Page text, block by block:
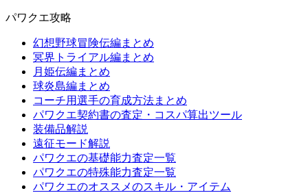
パワクエ攻略
幻想野球冒険伝編まとめ
冥界トライアル編まとめ
月姫伝編まとめ
球炎島編まとめ
コーチ用選手の育成方法まとめ
パワクエ契約書の査定・コスパ算出ツール
装備品解説
遠征モード解説
パワクエの基礎能力査定一覧
パワクエの特殊能力査定一覧
パワクエのオススメのスキル・アイテム